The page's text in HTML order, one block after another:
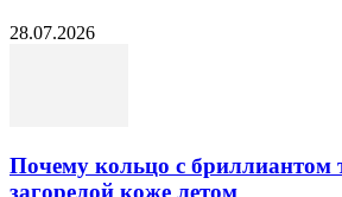
28.07.2026
Почему кольцо с бриллиантом